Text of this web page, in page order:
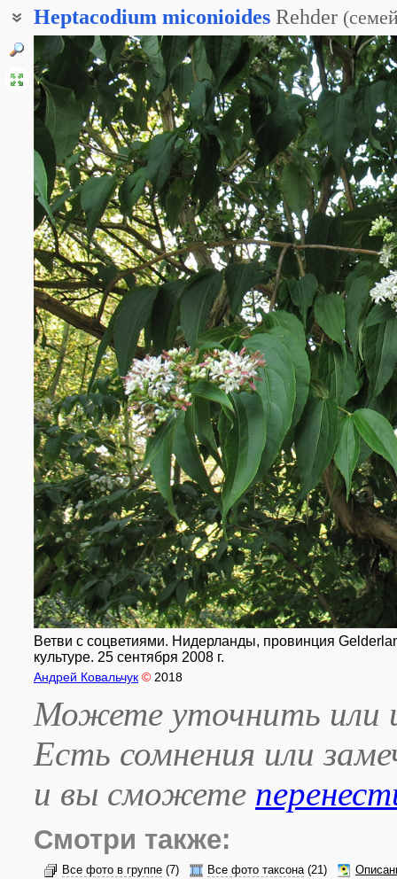
Heptacodium miconioides Rehder (
Ветви с соцветиями. Нидерланды, провинция
культуре. 25 сентября 2008 г.
Андрей Ковальчук © 2018
Можете уточнить или
Есть сомнения или
и вы сможете
Смотри также:
Все фото в группе (7) Все фото таксона(21)